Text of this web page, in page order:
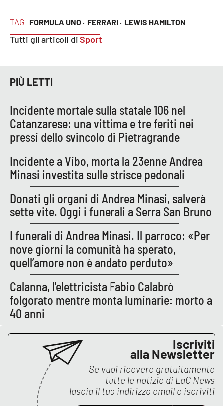
PROGETTI
SPECIALI
LA
CALABRIAVISIONE
Destinazioni
Eventi
Food
Storie
LAC
NETWORK
Lacplay.it
Lactv.it
Laconair.it
Lacitymag.it
Lacapitalenews.it
Ilreggino.it
TAG FORMULA UNO · FERRARI · LEWIS HAMILTON
Tutti gli articoli diSport
PIÙ LETTI
Incidente mortale sulla statale 106 nel
Catanzarese: una vittima e tre feriti nei
pressi dello svincolo di Pietragrande
Incidente a Vibo, morta la 23enne Andrea
Minasi investita sulle strisce pedonali
Donati gli organi di Andrea Minasi, salverà
sette vite. Oggi i funerali a Serra San Bruno
I funerali di Andrea Minasi. Il parroco: «Per
nove giorni la comunità ha sperato,
quell’amore non è andato perduto»
Calanna, l'elettricista Fabio Calabrò
folgorato mentre monta luminarie: morto a
40 anni
Iscriviti
alla Newsletter
Se vuoi ricevere gratuitamente
tutte le notizie di LaC News
lascia il tuo indirizzo email e iscriviti